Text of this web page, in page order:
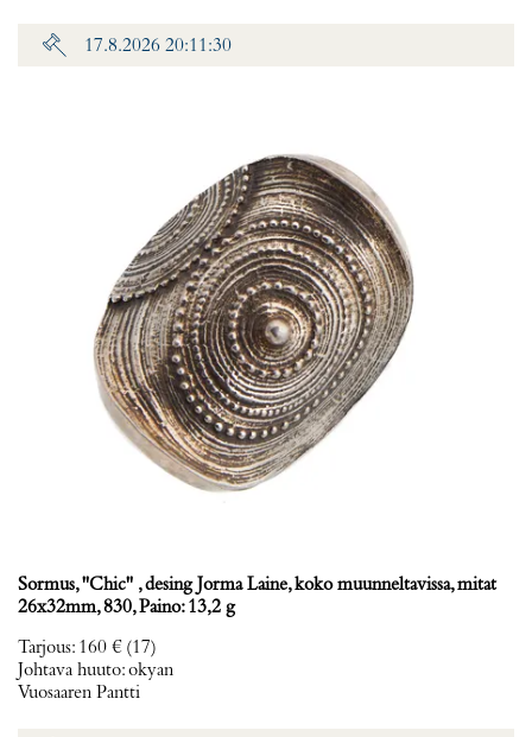
17.8.2026 20:11:30
Sormus, ''Chic'' , desing Jorma Laine, koko muunneltavissa, mitat
26x32mm, 830, Paino: 13,2 g
Tarjous: 160 € (17)
Johtava huuto:okyan
Vuosaaren Pantti